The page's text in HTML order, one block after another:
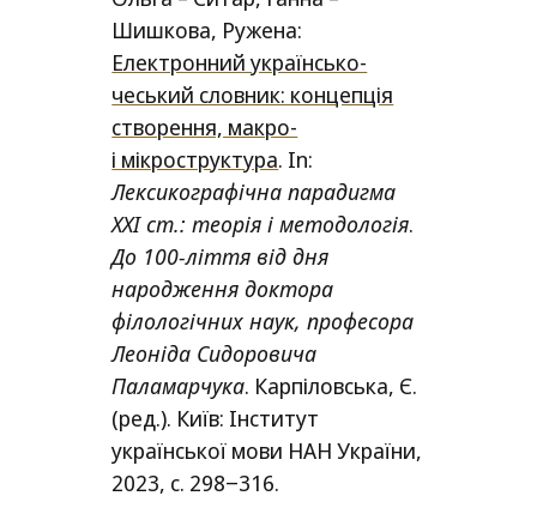
Шишкова, Ружена:
Електронний українсько-
чеський словник: концепція
створення, макро-
і мікроструктура. In:
Лексикографічна парадигма
ХХІст.: теорія і методологія.
До 100‑ліття від дня
народження доктора
філологічних наук, професора
Леоніда Сидоровича
Паламарчука. Карпіловська, Є.
(ред.). Київ: Інститут
української мови НАН України,
2023, c. 298‒316.